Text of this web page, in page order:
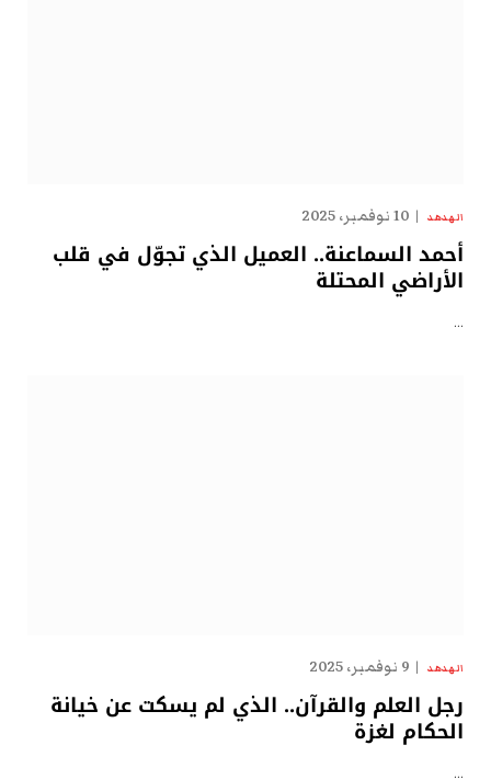
الهدهد 10 نوفمبر، 2025
أحمد السماعنة.. العميل الذي تجوّل في قلب
الأراضي المحتلة
…
الهدهد 9 نوفمبر، 2025
رجل العلم والقرآن.. الذي لم يسكت عن خيانة
الحكام لغزة
…